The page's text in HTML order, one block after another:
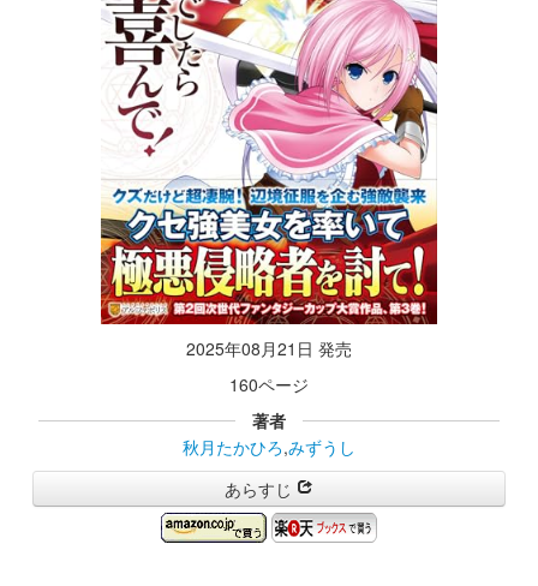
2025年08月21日 発売
160ページ
著者
秋月たかひろ,みずうし
あらすじ